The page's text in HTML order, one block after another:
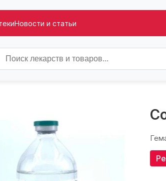
Новости и статьи